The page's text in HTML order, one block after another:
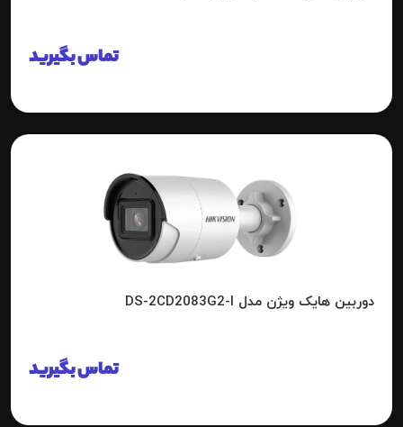
تماس بگیرید
دوربین هایک ویژن مدل DS-2CD2083G2-I
تماس بگیرید